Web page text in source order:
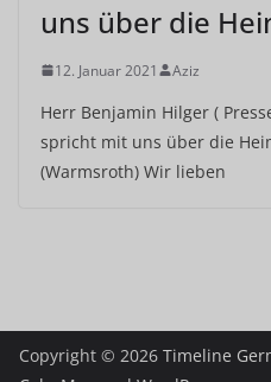
uns über die
12. Januar 2021 Aziz
Herr Benjamin Hilger (
spricht mit uns über die
(Warmsroth) Wir lieben
Copyright © 2026 Timeline